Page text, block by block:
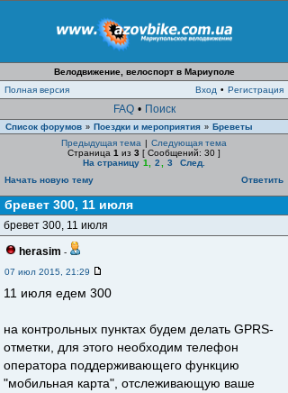
Велодвижение, велоспорт в Мариуполе
Полная версия
Вход • Регистрация
FAQ • Поиск
Список форумов » Поездки и мероприятия » Бреветы
Предыдущая тема | Следующая тема
Страница 1 из 3 [ Сообщений: 30 ]
На страницу 1 2 3
След.
Начать новую тему
Ответить
бревет 300, 11 июля
бревет 300, 11 июля
herasim -
07 июл 2015, 21:29
11 июля едем 300
на контрольных пунктах будем делать GPRS-
отметки, для этого необходим телефон
оператора поддерживающего функцию
"мобильная карта", отслеживающую ваше